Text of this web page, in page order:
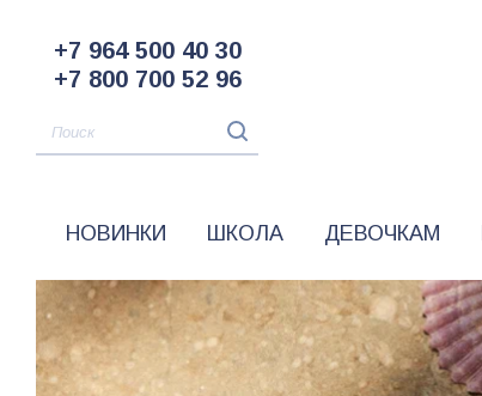
+7 964 500 40 30
+7 800 700 52 96
НОВИНКИ ШКОЛА ДЕВОЧКАМ